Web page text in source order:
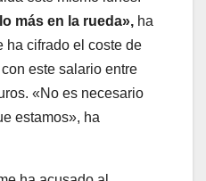
más en la rueda», ha
ha cifrado el coste de
este salario entre
«No es necesario
estamos», ha